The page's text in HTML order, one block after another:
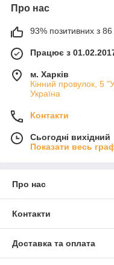
Про нас
93% позитивних з 86
Працює з
м. Харків
Кінний провулок, 5
Україна
Контакти
Сьогодні вихідний
Показати весь
Про нас
Контакти
Доставка та оплата